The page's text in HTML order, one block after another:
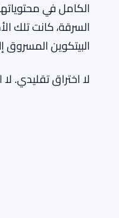
السرقة، كانت تلك
البيتكوين
لا اختراق تقليدي.